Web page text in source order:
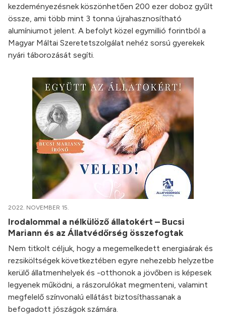
kezdeményezésnek köszönhetően 200 ezer doboz gyűlt
össze, ami több mint 3 tonna újrahasznosítható
alumíniumot jelent. A befolyt közel egymillió forintból a
Magyar Máltai Szeretetszolgálat nehéz sorsú gyerekek
nyári táborozását segíti.
2022. NOVEMBER 15.
Irodalommal a nélkülöző állatokért – Bucsi
Mariann és az Állatvédőrség összefogtak
Nem titkolt céljuk, hogy a megemelkedett energiaárak és
rezsiköltségek következtében egyre nehezebb helyzetbe
kerülő állatmenhelyek és -otthonok a jövőben is képesek
legyenek működni, a rászorulókat megmenteni, valamint
megfelelő színvonalú ellátást biztosíthassanak a
befogadott jószágok számára.